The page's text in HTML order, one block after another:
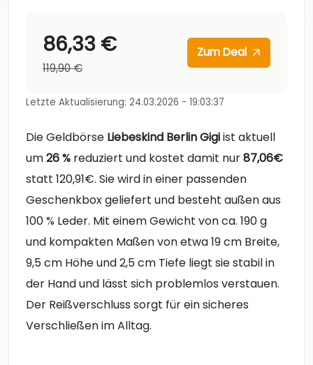
86,33 €
119,90 €
Zum Deal
Letzte Aktualisierung: 24.03.2026 - 19:03:37
Die Geldbörse Liebeskind Berlin Gigiist aktuell
um26 % reduziert und kostet damit nur87,06€
statt 120,91€. Sie wird in einer passenden
Geschenkbox geliefert und besteht außen aus
100 % Leder. Mit einem Gewicht von ca. 190 g
und kompakten Maßen von etwa 19 cm Breite,
9,5 cm Höhe und 2,5 cm Tiefe liegt sie stabil in
der Hand und lässt sich problemlos verstauen.
Der Reißverschluss sorgt für ein sicheres
Verschließen im Alltag.